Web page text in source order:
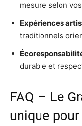
mesure selon
Expériences
traditionnels
durable et
FAQ – Le
unique